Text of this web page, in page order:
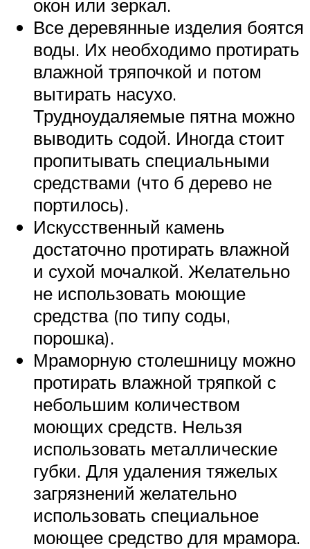
окон или зеркал.
Все деревянные изделия боятся
воды. Их необходимо протирать
влажной тряпочкой и потом
вытирать насухо.
Трудноудаляемые пятна можно
выводить содой. Иногда стоит
пропитывать специальными
средствами (что б дерево не
портилось).
Искусственный камень
достаточно протирать влажной
и сухой мочалкой. Желательно
не использовать моющие
средства (по типу соды,
порошка).
Мраморную столешницу можно
протирать влажной тряпкой с
небольшим количеством
моющих средств. Нельзя
использовать металлические
губки. Для удаления тяжелых
загрязнений желательно
использовать специальное
моющее средство для мрамора.